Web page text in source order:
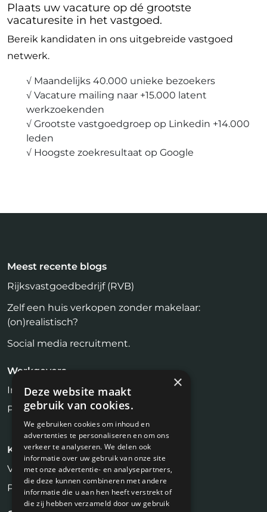
Plaats uw vacature op dé grootste
vacaturesite in het vastgoed.
Bereik kandidaten in ons uitgebreide vastgoed
netwerk.
√ Maandelijks 40.000 unieke bezoekers
√ Vacature mailing naar +15.000 latent
werkzoekenden
√ Grootste vastgoedgroep op Linkedin +14.000
leden
√ Hoogste zoekresultaat op Google
Meest recente blogs
Rijksvastgoedbedrijf (RVB)
Zelf een huis verkopen zonder makelaar:
(on)realistisch?
Social media recruitment.
Werkgevers
Inloggen
Plaats vacature
Kandidaten
Vastgoed Vacatures
Profiel aanmaken
×
Deze website maakt
gebruik van cookies.
We gebruiken cookies om inhoud en
advertenties te personaliseren en om ons
verkeer te analyseren. We delen ook
informatie over uw gebruik van onze site
met onze advertentie- en analysepartners,
die deze kunnen combineren met andere
informatie die u aan hen heeft verstrekt of
die zij hebben verzameld door uw gebruik